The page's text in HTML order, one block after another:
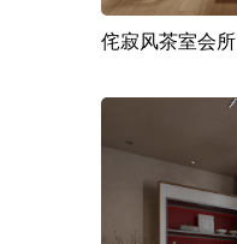
侘寂风茶室会所